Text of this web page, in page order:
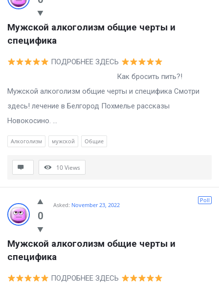
Мужской алкоголизм общие черты и
специфика
ПОДРОБНЕЕ ЗДЕСЬ
Как бросить пить?!
Мужской алкоголизм общие черты и специфика Смотри
здесь! лечение в Белгород Похмелье рассказы
Новокосино. ...
Алкоголизм мужской Общие
10Views
0
Poll
Asked: November 23, 2022
Мужской алкоголизм общие черты и
специфика
ПОДРОБНЕЕ ЗДЕСЬ